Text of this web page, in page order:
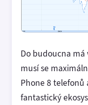
Do budoucna má
musí se
Phone 8 telefonů
fantastický